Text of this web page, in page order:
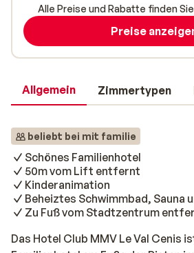
Allgemein Zimmertypen
beliebt bei mit familie
Schönes Familienhotel
50m vom Lift entfernt
Kinderanimation
Beheiztes Schwimmbad, Sauna
Zu Fuß vom Stadtzentrum
Das Hotel Club MMV Le Val Cenis
Alle Preise und Rabatte finden
Preise